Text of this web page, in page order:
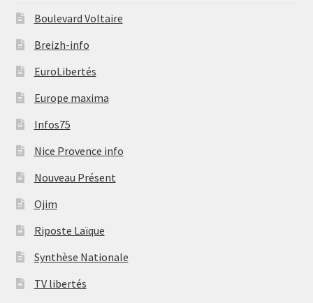
Boulevard Voltaire
Breizh-info
EuroLibertés
Europe maxima
Infos75
Nice Provence info
Nouveau Présent
Ojim
Riposte Laïque
Synthèse Nationale
TV libertés